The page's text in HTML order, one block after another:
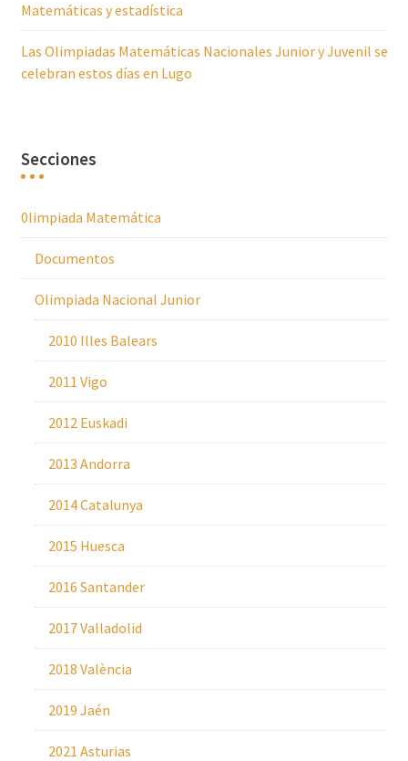
Matemáticas y estadística
Las Olimpiadas Matemáticas Nacionales Junior y Juvenil se
celebran estos días en Lugo
Secciones
0limpiada Matemática
Documentos
Olimpiada Nacional Junior
2010 Illes Balears
2011 Vigo
2012 Euskadi
2013 Andorra
2014 Catalunya
2015 Huesca
2016 Santander
2017 Valladolid
2018 València
2019 Jaén
2021 Asturias